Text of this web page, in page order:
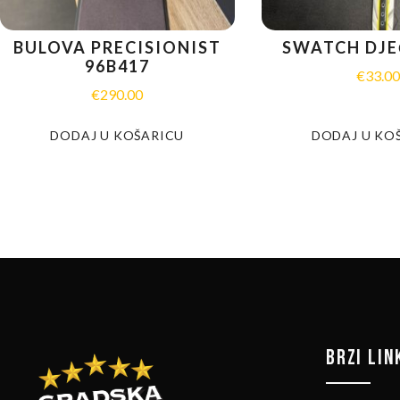
BULOVA PRECISIONIST
96B417
€290.00
DODAJ U KOŠARICU
SWATCH
€33.00
DODAJ U
BRZI